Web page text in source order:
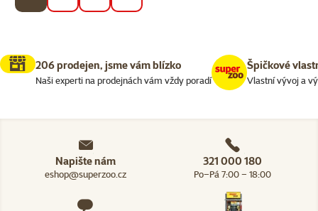
206 prodejen, jsme vám blízko
Naši experti na prodejnách vám vždy poradí
Špičkové
Vlastní vývoj a
Napište nám
eshop@superzoo.cz
321 000 180
Po–Pá 7:00 – 18:00